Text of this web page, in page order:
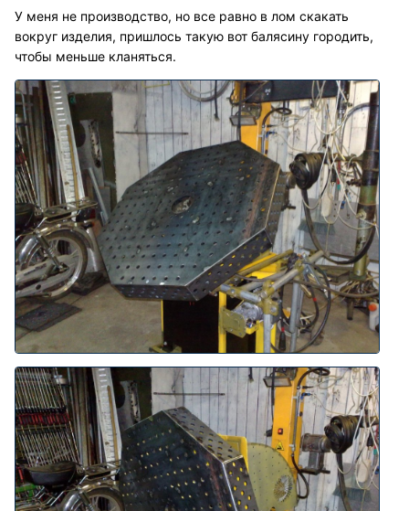
У меня не производство, но все равно в лом скакать
вокруг изделия, пришлось такую вот балясину городить,
чтобы меньше кланяться.